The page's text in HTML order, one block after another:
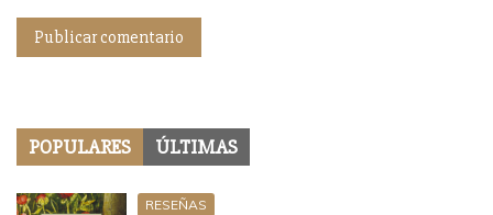
POPULARES ÚLTIMAS
RESEÑAS